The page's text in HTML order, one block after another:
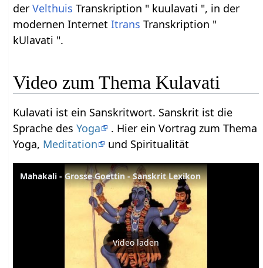
derVelthuis Transkription " kuulavati ", in der
modernen InternetItrans Transkription "
kUlavati ".
Video zum Thema Kulavati
Kulavati ist ein Sanskritwort. Sanskrit ist die
Sprache desYoga
. Hier ein Vortrag zum Thema
Yoga, Meditation und Spiritualität
Mahakali - Grosse Goettin - Sanskrit Lexikon
Video laden